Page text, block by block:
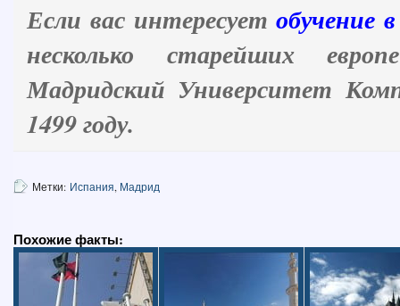
Если вас интересуетобучение
несколько старейших
Мадридский Университет
1499 году.
Метки: Испания, Мадрид
Похожие факты: